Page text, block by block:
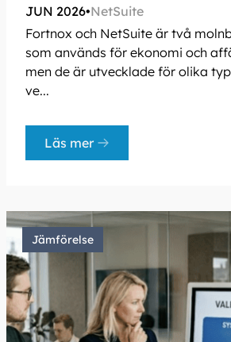
JUN 2026•NetSuite
Fortnox och NetSuite är två
som används för ekonomi och
men de är utvecklade för olika
ve...
Läs mer
Jämförelse